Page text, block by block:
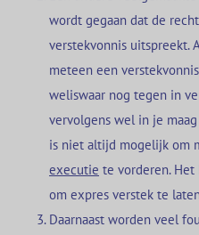
wordt gegaan dat de
verstekvonnis uitspreekt.
meteen een
weliswaar nog tegen in
vervolgens wel in je
is niet altijd mogelijk om
executie te vorderen.
om expres verstek te
Daarnaast worden veel